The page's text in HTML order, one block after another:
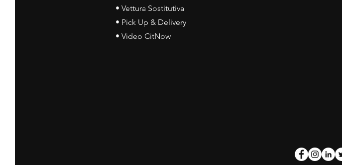
• Vettura Sostitutiva
• Pick Up & Delivery
• Video CitNow